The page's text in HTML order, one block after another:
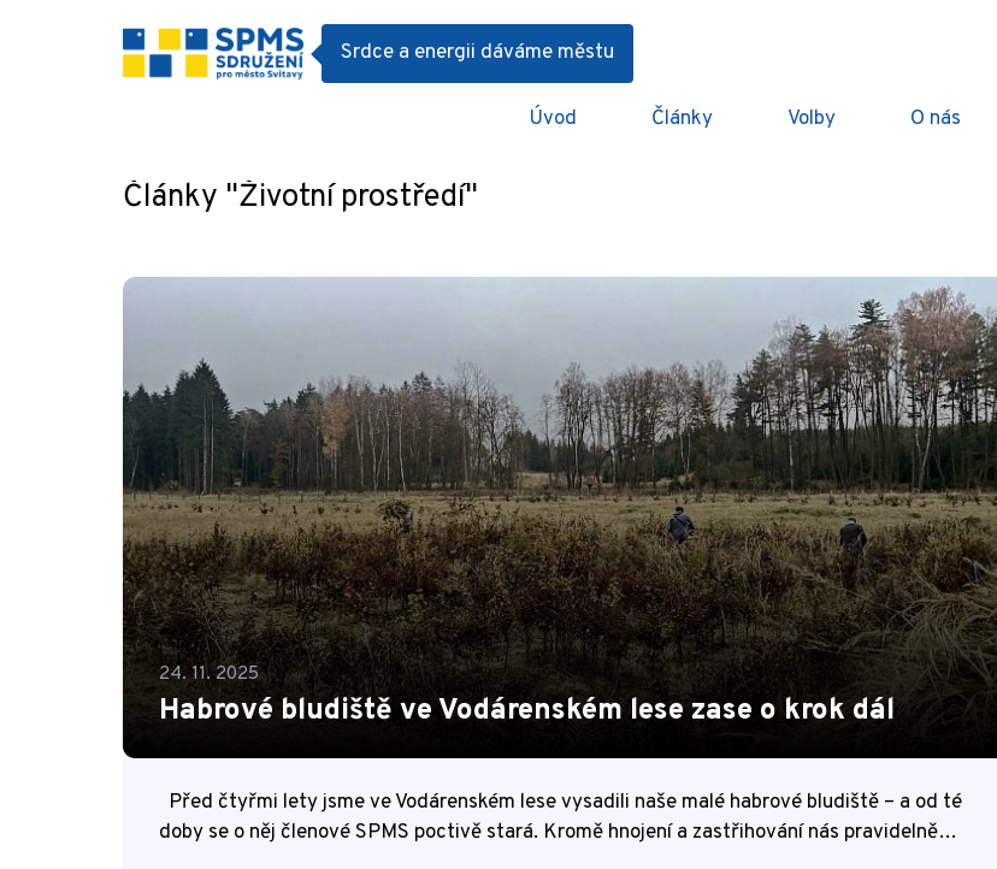
Srdce a energii dáváme městu
Úvod Články Volby O nás
Články "Životní prostředí"
24. 11. 2025
Habrové bludiště ve Vodárenském lese zase o krok dál
Před čtyřmi lety jsme ve Vodárenském lese vysadili naše malé habrové bludiště – a od té
doby se o něj členové SPMS poctivě stará. Kromě hnojení a zastřihování nás pravidelně…